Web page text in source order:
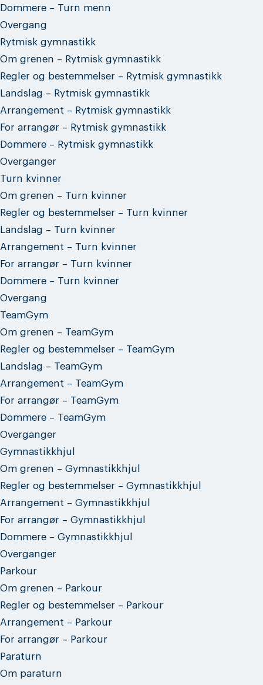
Dommere – Turn menn
Overgang
Rytmisk gymnastikk
Om grenen – Rytmisk gymnastikk
Regler og bestemmelser – Rytmisk gymnastikk
Landslag – Rytmisk gymnastikk
Arrangement – Rytmisk gymnastikk
For arrangør – Rytmisk gymnastikk
Dommere – Rytmisk gymnastikk
Overganger
Turn kvinner
Om grenen – Turn kvinner
Regler og bestemmelser – Turn kvinner
Landslag – Turn kvinner
Arrangement – Turn kvinner
For arrangør – Turn kvinner
Dommere – Turn kvinner
Overgang
TeamGym
Om grenen – TeamGym
Regler og bestemmelser – TeamGym
Landslag – TeamGym
Arrangement – TeamGym
For arrangør – TeamGym
Dommere – TeamGym
Overganger
Gymnastikkhjul
Om grenen – Gymnastikkhjul
Regler og bestemmelser – Gymnastikkhjul
Arrangement – Gymnastikkhjul
For arrangør – Gymnastikkhjul
Dommere – Gymnastikkhjul
Overganger
Parkour
Om grenen – Parkour
Regler og bestemmelser – Parkour
Arrangement – Parkour
For arrangør – Parkour
Paraturn
Om paraturn